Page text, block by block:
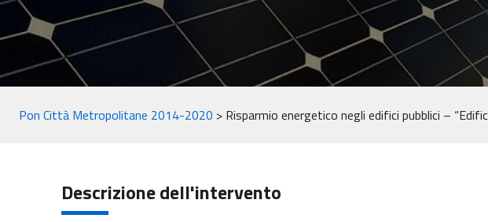
Pon Città Metropolitane 2014-2020 > Risparmio energetico negli edifici pubblici –
Descrizione dell'intervento